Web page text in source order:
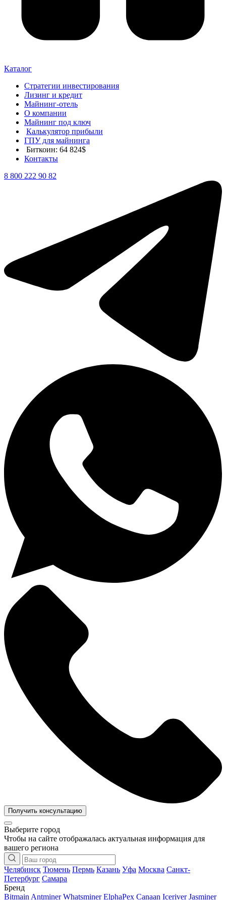
Каталог
Стратегии инвестирования
Лизинг и кредит
Майнинг-отель
О компании
Майнинг под ключ
Калькулятор прибыли
ГПУ для майнинга
Биткоин: 64 824$
Контакты
8 800 222 90 82
Получить консультацию
Выберите город
Чтобы на сайте отображалась актуальная информация для
вашего региона
Челябинск Тюмень Пермь Казань Уфа Москва Санкт-
Петербург Самара
Бренд
Bitmain Antminer Whatsminer ElphaPex Canaan Iceriver Jasminer